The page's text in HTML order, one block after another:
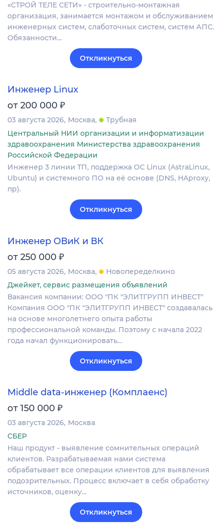
«СТРОЙ ТЕЛЕ СЕТИ» - строительно-монтажная
организация, занимается монтажом и обслуживанием
инженерных систем, слаботочных систем, систем АПС.
Обязанности…
Откликнуться
Инженер Linux
от 200 000 ₽
03 августа 2026 Москва
Трубная
Центральный НИИ организации и информатизации
здравоохранения Министерства здравоохранения
Российской Федерации
Инженер 3 линии ТП, поддержка ОС Linux (AstraLinux,
Ubuntu) и системного ПО на её основе (DNS, HAproxy,
пр).
Откликнуться
Инженер ОВиК и ВК
от 250 000 ₽
05 августа 2026 Москва
Новопеределкино
Джейкет, сервис размещения объявлений
Вакансия компании: ООО "ПК "ЭЛИТГРУПП ИНВЕСТ"
Компания ООО "ПК "ЭЛИТГРУПП ИНВЕСТ" создавалась
на основе многолетнего опыта работы
профессиональной команды. Поэтому с начала 2022
года начал функционировать…
Откликнуться
Middle data-инженер (Комплаенс)
от 150 000 ₽
03 августа 2026 Москва
СБЕР
Наш продукт - выявление сомнительных операций
клиентов. Разрабатываемая нами система
обрабатывает все операции клиентов для выявления
подозрительных. Процесс включает в себя обработку
источников, оценку…
Откликнуться